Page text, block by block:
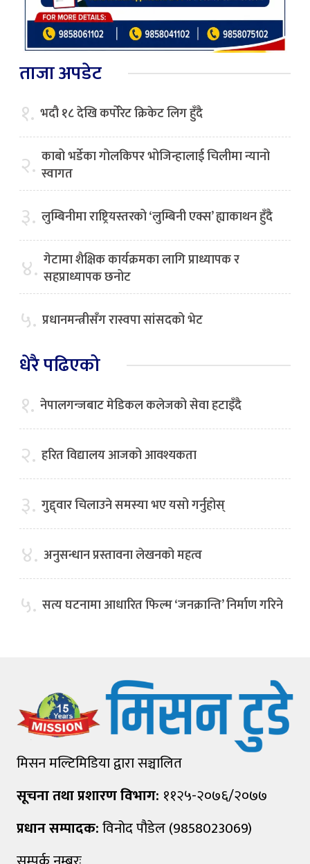
ताजा अपडेट
१. भदौ १८ देखि कर्पोरेट क्रिकेट लिग हुँदै
२. काबो भर्डेका गोलकिपर भोजिन्हालाई चिलीमा न्यानो
स्वागत
३. लुम्बिनीमा राष्ट्रियस्तरको ‘लुम्बिनी एक्स’ ह्याकाथन हुँदै
४. गेटामा शैक्षिक कार्यक्रमका लागि प्राध्यापक र
सहप्राध्यापक छनोट
५. प्रधानमन्त्रीसँग रास्वपा सांसदको भेट
धेरै पढिएको
१. नेपालगन्जबाट मेडिकल कलेजको सेवा हटाइँदै
२. हरित विद्यालय आजको आवश्यकता
३. गुद्द्वार चिलाउने समस्या भए यसो गर्नुहोस्
४. अनुसन्धान प्रस्तावना लेखनको महत्व
५. सत्य घटनामा आधारित फिल्म ‘जनक्रान्ति’ निर्माण गरिने
मिसन मल्टिमिडिया द्वारा सञ्चालित
सूचना तथा प्रशारण विभाग: ११२५-२०७६/२०७७
प्रधान सम्पादक:विनोद पौडेल (9858023069)